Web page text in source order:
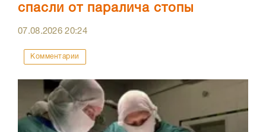
спасли от паралича стопы
07.08.202620:24
Комментарии